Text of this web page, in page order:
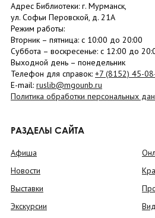
Адрес Библиотеки: г. Мурманск,
ул. Софьи Перовской, д. 21А
Режим работы:
Вторник – пятница: с 10:00 до 20:00
Суббота – воскресенье: c 12:00 до
Выходной день – понедельник
Телефон для справок: +7 (8152) 45-
E-mail: ruslib@mgounb.ru
Политика обработки персональных
РАЗДЕЛЫ САЙТА
Афиша
Новости
Выставки
Экскурсии